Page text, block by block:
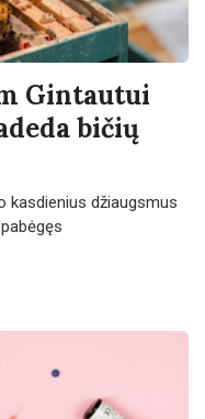
Gintautui
bičių
kasdienius džiaugsmus